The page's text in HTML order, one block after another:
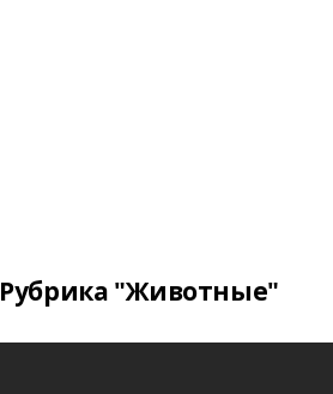
Рубрика "Животные"